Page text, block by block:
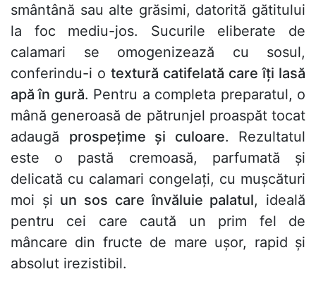
smântână sau alte grăsimi, datorită gătitului
la foc mediu-jos. Sucurile eliberate de
calamari se omogenizează cu sosul,
conferindu-i o textură catifelată care îți lasă
apă în gură. Pentru a completa preparatul, o
mână generoasă de pătrunjel proaspăt tocat
adaugă prospețime și culoare. Rezultatul
este o pastă cremoasă, parfumată și
delicată cu calamari congelați, cu mușcături
moi și un sos care învăluie palatul, ideală
pentru cei care caută un prim fel de
mâncare din fructe de mare ușor, rapid și
absolut irezistibil.